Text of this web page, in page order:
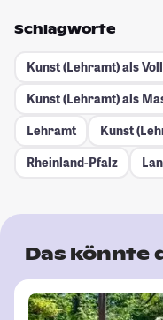
Schlagworte
Kunst (Lehramt) als
Kunst (Lehramt) als
Lehramt
Kunst
Rheinland-Pfalz
Das könnte